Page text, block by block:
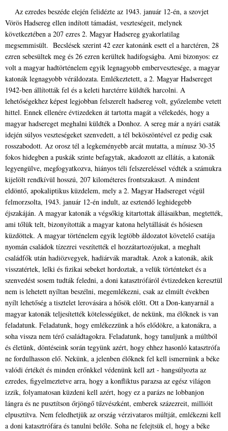
Az ezredes beszéde elején felidézte az 1943. január 12-én, a szovjet
Vörös Hadsereg ellen indított támadást, veszteségeit, melynek
következtében a 207 ezres 2. Magyar Hadsereg gyakorlatilag
megsemmisült. Becslések szerint 42 ezer katonánk esett el a harctéren, 28
ezren sebesültek meg és 26 ezren kerültek hadifogságba. Ami bizonyos: ez
volt a magyar hadtörténelem egyik legnagyobb embervesztesége, a magyar
katonák legnagyobb véráldozata. Emlékeztetett, a 2. Magyar Hadsereget
1942-ben állították fel és a keleti harctérre küldték harcolni. A
lehetőségekhez képest legjobban felszerelt hadsereg volt, győzelembe vetett
hittel. Ennek ellenére évtizedeken át tartotta magát a vélekedés, hogy a
magyar hadsereget meghalni küldték a Donhoz. A sereg már a nyári csaták
idején súlyos veszteségeket szenvedett, a tél beköszöntével ez pedig csak
rosszabodott. Az orosz tél a legkeményebb arcát mutatta, a mínusz 30-35
fokos hidegben a puskák szinte befagytak, akadozott az ellátás, a katonák
legyengülve, megfogyatkozva, hiányos téli felszereléssel védték a számukra
kijelölt rendkívül hosszú, 207 kilométeres frontszakaszt. A mindent
eldöntő, apokaliptikus küzdelem, mely a 2. Magyar Hadsereget végül
felmorzsolta, 1943. január 12-én indult, az esztendő leghidegebb
éjszakáján. A magyar katonák a végsőkig kitartottak állásaikban, megtették,
ami tőlük telt, bizonyították a magyar katona helytállását és hősiesen
küzdöttek. A magyar történelem egyik legtöbb áldozatot követelő csatája
nyomán családok tízezrei veszítették el hozzátartozójukat, a meghalt
családfők után hadiözvegyek, hadiárvák maradtak. Azok a katonák, akik
visszatértek, lelki és fizikai sebeket hordoztak, a velük történteket és a
szenvedést sosem tudták feledni, a doni katasztrófáról évtizedeken keresztül
nem is lehetett nyíltan beszélni, megemlékezni, csak az elmúlt években
nyílt lehetőség a tisztelet lerovására a hősök előtt. Ott a Don-kanyarnál a
magyar katonák teljesítették kötelességüket, de nekünk, ma élőknek is van
feladatunk. Feladatunk, hogy emlékezzünk a hős elődökre, a katonákra, a
soha vissza nem térő családtagokra. Feladatunk, hogy tanuljunk a múltból
és életünk, döntéseink során tegyünk azért, hogy ehhez hasonló katasztrófa
ne fordulhasson elő. Nekünk, a jelenben élőknek fel kell ismernünk a béke
valódi értékét és minden erőnkkel védenünk kell azt - hangsúlyozta az
ezredes, figyelmeztetve arra, hogy a konfliktus parazsa az egész világon
izzik, folyamatosan küzdeni kell azért, hogy ez a parázs ne lobbanjon
lángra és ne pusztítson őrjöngő tűzvészként, emberek százezreit, millióit
elpusztítva. Nem feledhetjük az ország vérzivataros múltját, emlékezni kell
a doni katasztrófára és tanulni belőle. Soha ne felejtsük el, hogy a béke